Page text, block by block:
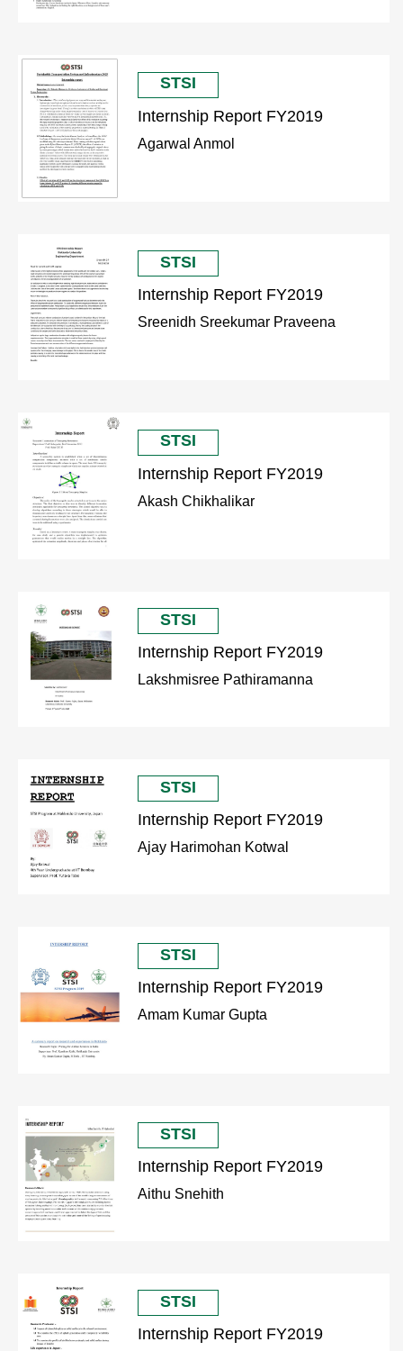
STSI
Internship Report FY2019
Agarwal Anmol
STSI
Internship Report FY2019
Sreenidh Sreekumar Praveena
STSI
Internship Report FY2019
Akash Chikhalikar
STSI
Internship Report FY2019
Lakshmisree Pathiramanna
STSI
Internship Report FY2019
Ajay Harimohan Kotwal
STSI
Internship Report FY2019
Amam Kumar Gupta
STSI
Internship Report FY2019
Aithu Snehith
STSI
Internship Report FY2019